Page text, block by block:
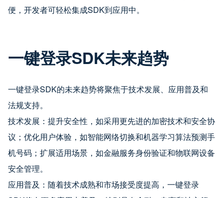
便，开发者可轻松集成SDK到应用中。
一键登录SDK未来趋势
一键登录SDK的未来趋势将聚焦于技术发展、应用普及和
法规支持。
技术发展：提升安全性，如采用更先进的加密技术和安全协
议；优化用户体验，如智能网络切换和机器学习算法预测手
机号码；扩展适用场景，如金融服务身份验证和物联网设备
安全管理。
应用普及：随着技术成熟和市场接受度提高，一键登录